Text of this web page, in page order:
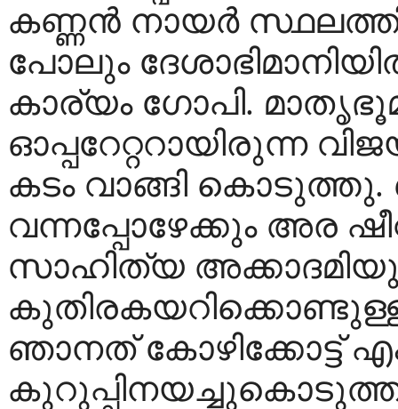
കണ്ണന്‍ നായര്‍
പോലും
കാര്യം ഗോപി.
ഓപ്പറേറ്ററായിരുന്ന
കടം വാങ്ങി
വന്നപ്പോഴേക്കും അര
സാഹിത്യ
ഞാനത് കോഴിക്കോട്ട്‌